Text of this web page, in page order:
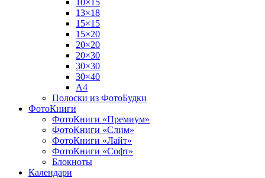
10×15
13×18
15×15
15×20
20×20
20×30
30×30
30×40
A4
Полоски из ФотоБудки
ФотоКниги
ФотоКниги «Премиум»
ФотоКниги «Слим»
ФотоКниги «Лайт»
ФотоКниги «Софт»
Блокноты
Календари